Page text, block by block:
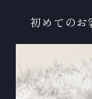
初めてのお